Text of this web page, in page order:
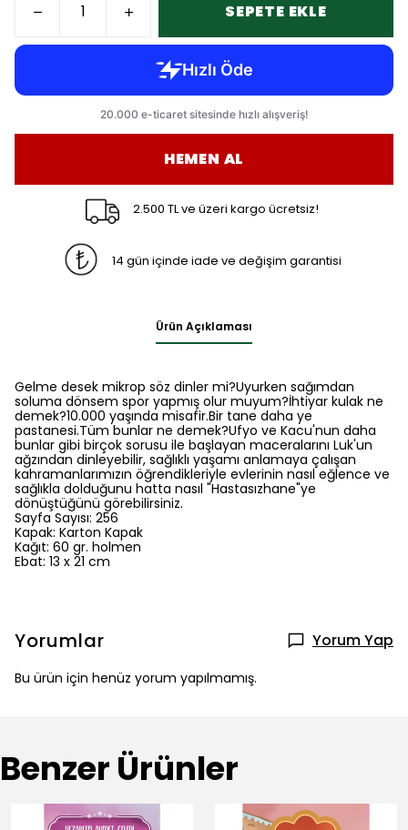
SEPETE EKLE
HEMEN AL
2.500 TL ve üzeri kargo ücretsiz!
14 gün içinde iade ve değişim garantisi
Ürün Açıklaması
Gelme desek mikrop söz dinler mi?Uyurken sağımdan
soluma dönsem spor yapmış olur muyum?İhtiyar kulak ne
demek?10.000 yaşında misafir.Bir tane daha ye
pastanesi.Tüm bunlar ne demek?Ufyo ve Kacu'nun daha
bunlar gibi birçok sorusu ile başlayan maceralarını Luk'un
ağzından dinleyebilir, sağlıklı yaşamı anlamaya çalışan
kahramanlarımızın öğrendikleriyle evlerinin nasıl eğlence ve
sağlıkla dolduğunu hatta nasıl "Hastasızhane"ye
dönüştüğünü görebilirsiniz.
Sayfa Sayısı: 256
Kapak: Karton Kapak
Kağıt: 60 gr. holmen
Ebat: 13 x 21 cm
Yorumlar Yorum Yap
Bu ürün için henüz yorum yapılmamış.
Benzer Ürünler